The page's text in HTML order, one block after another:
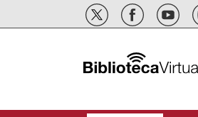
Salta al contingut principal